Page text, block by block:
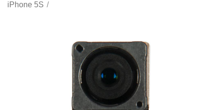
iPhone 5S /